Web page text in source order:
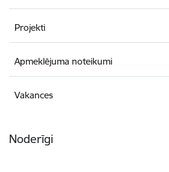
Projekti
Apmeklējuma noteikumi
Vakances
Noderīgi